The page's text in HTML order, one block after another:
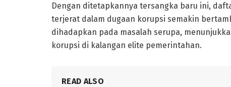
Dengan ditetapkannya tersangka baru ini,
terjerat dalam dugaan korupsi semakin
dihadapkan pada masalah serupa,
korupsi di kalangan elite pemerintahan.
READ ALSO